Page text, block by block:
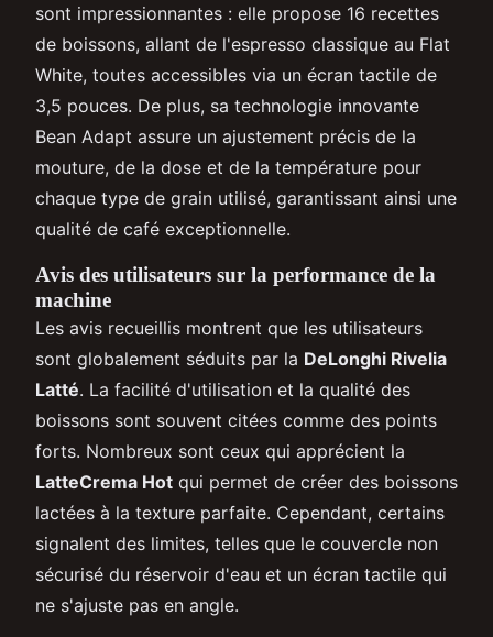
sont impressionnantes : elle propose 16 recettes
de boissons, allant de l'espresso classique au Flat
White, toutes accessibles via un écran tactile de
3,5 pouces. De plus, sa technologie innovante
Bean Adapt assure un ajustement précis de la
mouture, de la dose et de la température pour
chaque type de grain utilisé, garantissant ainsi une
qualité de café exceptionnelle.
Avis des utilisateurs sur la performance de la
machine
Les avis recueillis montrent que les utilisateurs
sont globalement séduits par la DeLonghi Rivelia
Latté. La facilité d'utilisation et la qualité des
boissons sont souvent citées comme des points
forts. Nombreux sont ceux qui apprécient la
LatteCrema Hot qui permet de créer des boissons
lactées à la texture parfaite. Cependant, certains
signalent des limites, telles que le couvercle non
sécurisé du réservoir d'eau et un écran tactile qui
ne s'ajuste pas en angle.